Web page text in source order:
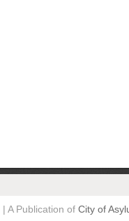
| A Publication of City of